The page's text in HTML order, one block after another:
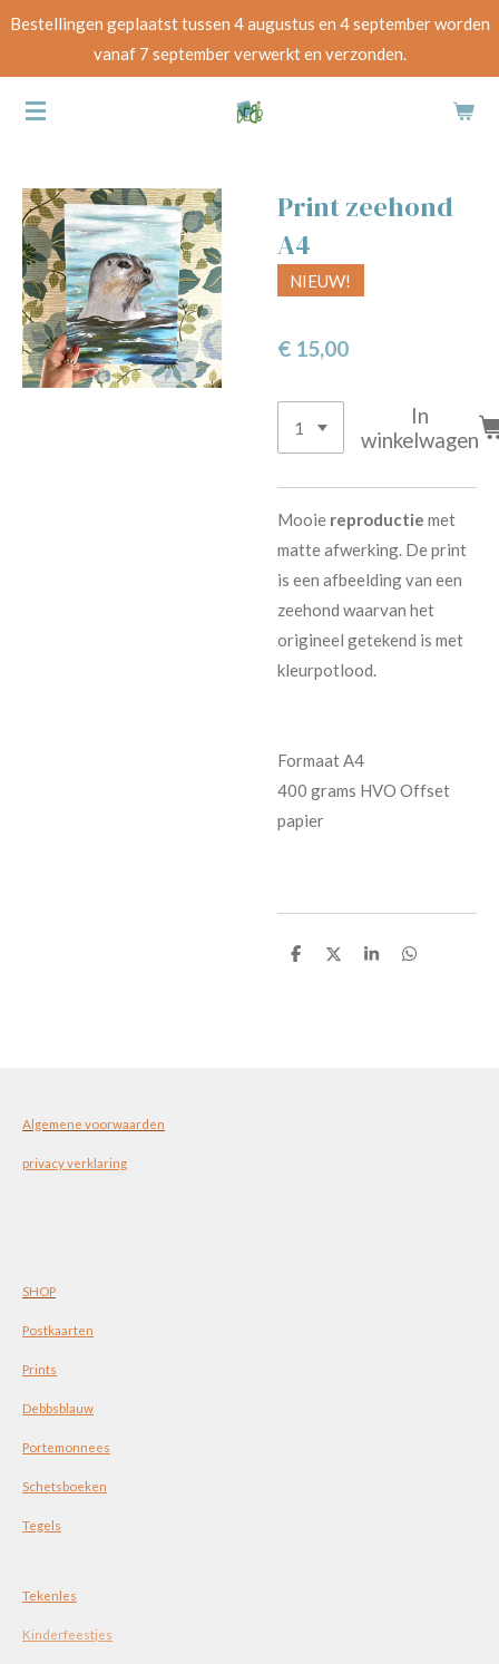
Ga
de
Bestellingen geplaatst tussen 4 augustus en 4 september worden
vanaf 7 september verwerkt en verzonden.
Print zeehond
A4
NIEUW!
€ 15,00
In
winkelwagen
Mooie reproductie met
matte afwerking. De print
is een afbeelding van een
zeehond waarvan het
origineel getekend is met
kleurpotlood.
Formaat A4
400 grams HVO Offset
papier
D
D
S
D
Algemene voorwaarden
privacy verklaring
SHOP
Postkaarten
Prints
Debbsblauw
Portemonnees
Schetsboeken
Tegels
Tekenles
Kinderfeestjes